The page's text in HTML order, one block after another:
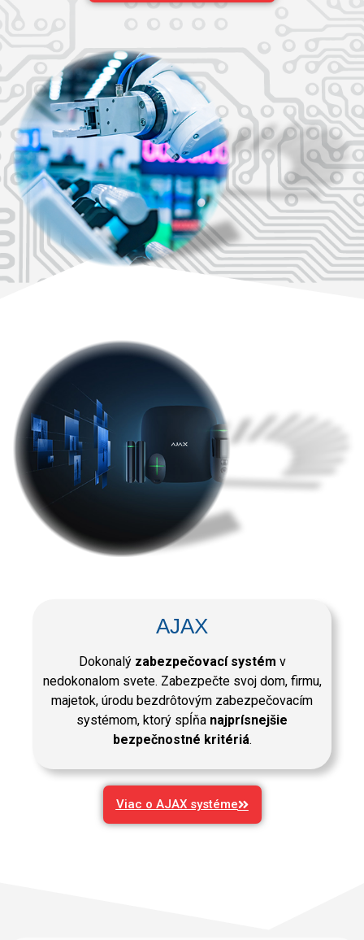
AJAX
Dokonalýzabezpečovací systém v
nedokonalom svete. Zabezpečte svoj dom, firmu,
majetok, úrodu bezdrôtovým zabezpečovacím
systémom, ktorý spĺňa najprísnejšie
bezpečnostné kritériá.
Viac o AJAX systéme